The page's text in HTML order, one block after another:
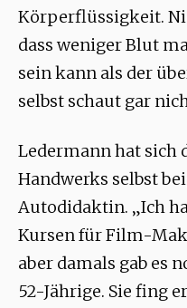
Körperflüssigkeit.
dass weniger Blut
sein kann als der
selbst schaut gar
Ledermann hat sich
Handwerks selbst
Autodidaktin. „Ich
Kursen für Film-
aber damals gab es
52-Jährige. Sie fing